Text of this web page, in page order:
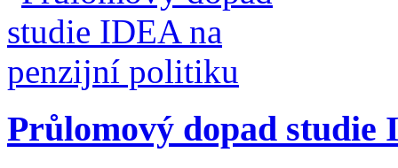
Průlomový dopad